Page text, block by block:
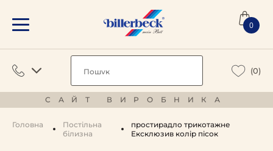
0
(0)
САЙТ ВИРОБНИКА
Головна
Постільна
білизна
простирадло трикотажне
Ексклюзив колір пісок